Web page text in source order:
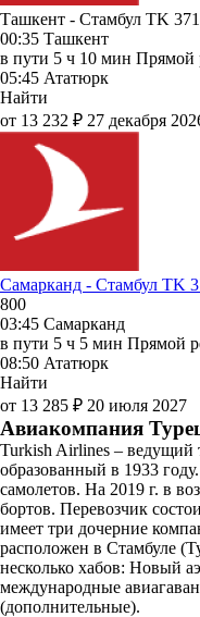
Ташкент - Стамбул TK 371
00:35 Ташкент
в пути 5 ч 10 мин Прямой
05:45 Ататюрк
Найти
от 13 232 ₽ 27 декабря
Самарканд - Стамбул TK
800
03:45 Самарканд
в пути 5 ч 5 мин Прямой
08:50 Ататюрк
Найти
от 13 285 ₽ 20 июля 2027
Авиакомпания
Turkish Airlines – ведущий
образованный в 1933
самолетов. На 2019 г. в
бортов. Перевозчик
имеет три дочерние
расположен в Стамбуле
несколько хабов: Новый
международные
(дополнительные).